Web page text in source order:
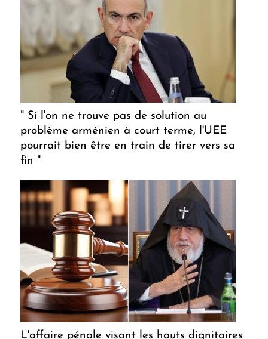
" Si l'on ne trouve pas de solution au
problème arménien à court terme, l'UEE
pourrait bien être en train de tirer vers sa
fin "
L'affaire pénale visant les hauts dignitaires